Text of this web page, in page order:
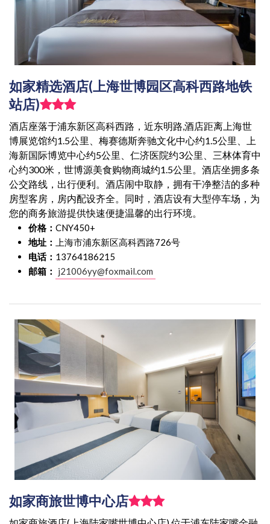
如家精选酒店(上海世博园区高科西路地铁
站店)
酒店座落于浦东新区高科西路，近东明路,酒店距离上海世
博展览馆约1.5公里、梅赛德斯奔驰文化中心约1.5公里、上
海新国际博览中心约5公里、仁济医院约3公里、三林体育中
心约300米，世博源美食购物商城约1.5公里。酒店坐拥多条
公交路线，出行便利。酒店闹中取静，拥有干净整洁的多种
房型客房，房内配设齐全。同时，酒店设有大型停车场，为
您的商务旅游提供快速便捷温馨的出行环境。
价格： CNY450+
地址：
上海市浦东新区高科西路726号
电话： 13764186215
邮箱：
j21006yy@foxmail.com
如家商旅世博中心店